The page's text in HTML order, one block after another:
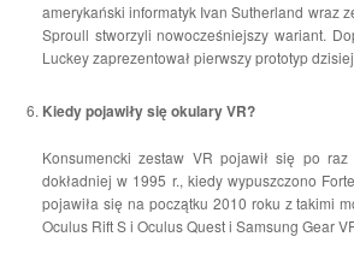
amerykański informatyk Ivan Sutherland wraz
Sproull stworzyli nowocześniejszy wariant.
Luckey zaprezentował pierwszy prototyp
Kiedy pojawiły się okulary VR?
Konsumencki zestaw VR pojawił się po
dokładniej w 1995 r., kiedy wypuszczono
pojawiła się na początku 2010 roku z takimi
Oculus Rift S i Oculus Quest i Samsung Gear